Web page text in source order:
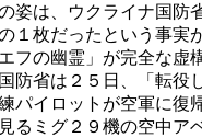
姿は、ウクライナ国防
１枚だったという事実
フの幽霊」が完全な虚
防省は２５日、「転役
パイロットが空軍に復
るミグ２９機の空中ア